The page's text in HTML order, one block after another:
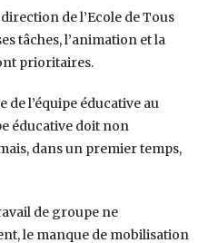
direction de l’Ecole de Tous
tâches, l’animation et la
prioritaires.
de l’équipe éducative au
éducative doit non
dans un premier temps,
de groupe ne
le manque de mobilisation